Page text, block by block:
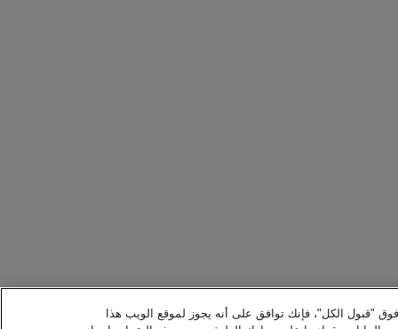
فوق "قبول الكل"، فإنك توافق على أنه يجوز لموقع الويب هذا